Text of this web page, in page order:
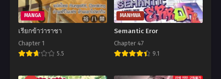
MANGA
เรียกข้าว่าราชา
Chapter 1
5.5
MANHWA
Semantic Eror
Chapter 47
9.1